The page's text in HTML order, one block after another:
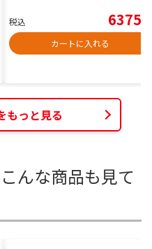
税込 6375
カートに入れる
もっと見る
んな商品も見て